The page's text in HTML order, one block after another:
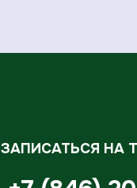
ЗАПИСАТЬСЯ НА